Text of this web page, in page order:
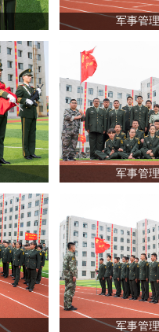
军事管
军事管
军事管